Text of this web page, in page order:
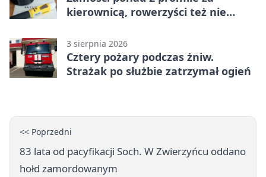
kierownicą, rowerzyści też nie
3 sierpnia 2026
Cztery pożary podczas żniw.
Strażak po służbie zatrzymał ogień
<< Poprzedni
83 lata od pacyfikacji Soch. W Zwierzyńcu oddano
hołd zamordowanym